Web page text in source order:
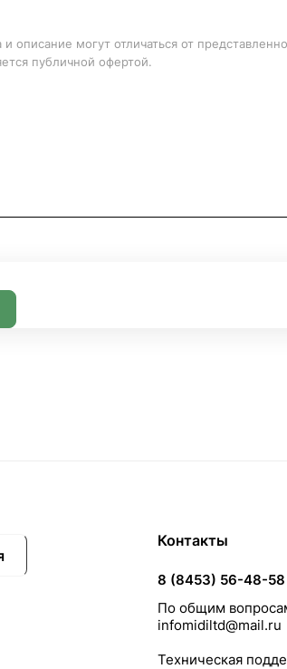
описание могут отличаться от
публичной офертой.
Контакты
8 (8453) 56-48-58
По общим
infomidiltd@mail.ru
Техническая